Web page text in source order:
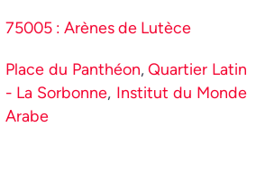
75005 : Arènes de Lutèce
Place du Panthéon,Quartier Latin
- La Sorbonne, Institut du Monde
Arabe